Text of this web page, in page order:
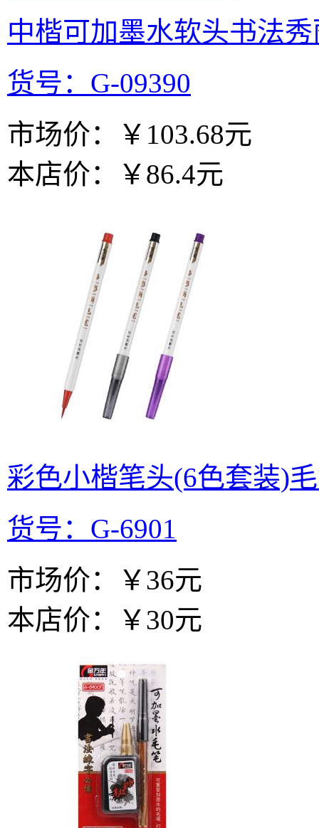
中楷可加墨水软头书法秀
货号：G-09390
市场价：
￥103.68元
本店价：
￥86.4元
彩色小楷笔头(6色套装)
货号：G-6901
市场价：
￥36元
本店价：
￥30元